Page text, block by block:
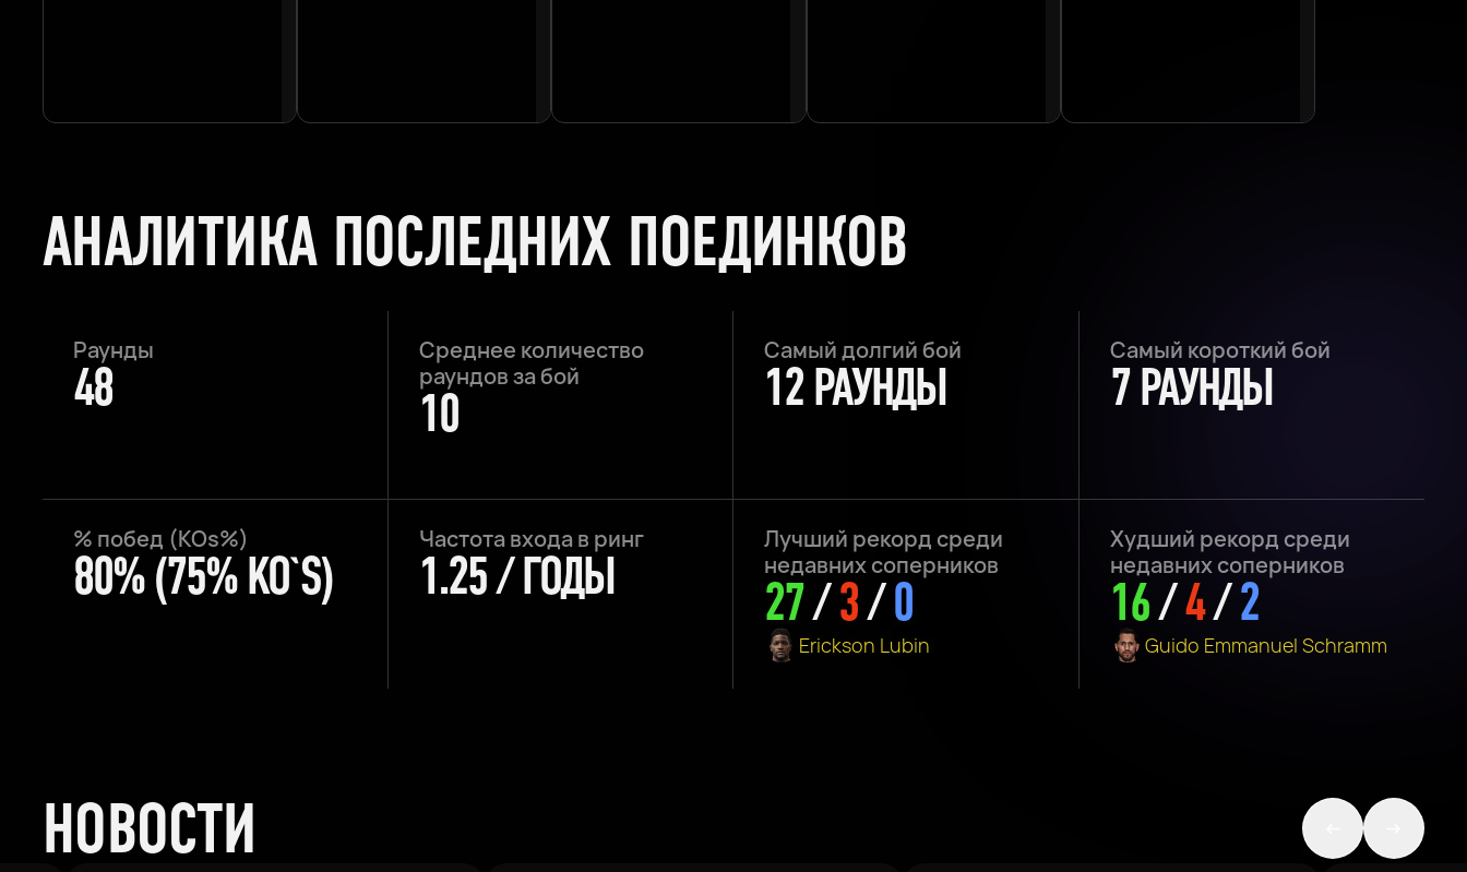
АНАЛИТИКА ПОСЛЕДНИХ ПОЕДИНКОВ
Раунды
48
Среднее количество
раундов за бой
10
Самый долгий бой
12 РАУНДЫ
Самый короткий бой
7 РАУНДЫ
% побед (KOs%)
80% (75% KO`S)
Частота входа в ринг
1.25 / ГОДЫ
Лучший рекорд среди
недавних соперников
27/3/0
Erickson Lubin
Худший рекорд среди
недавних соперников
16/4/2
Guido Emmanuel Schramm
НОВОСТИ